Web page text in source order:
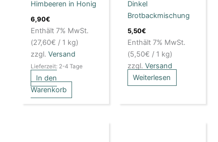
Himbeeren in Honig
6,90€
Enthält 7% MwSt.
(27,60€ / 1 kg)
zzgl. Versand
Lieferzeit: 2-4 Tage
In den
Warenkorb
Dinkel
Brotbackmischung
5,50€
Enthält 7% MwSt.
(5,50€ / 1 kg)
zzgl. Versand
Weiterlesen